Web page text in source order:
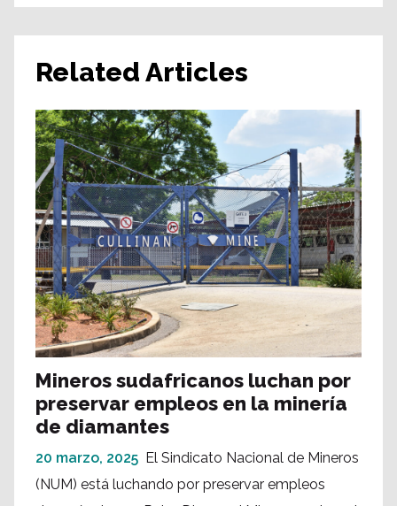
Related Articles
Mineros sudafricanos luchan por
preservar empleos en la minería
de diamantes
20 marzo, 2025 El Sindicato Nacional de Mineros
(NUM) está luchando por preservar empleos